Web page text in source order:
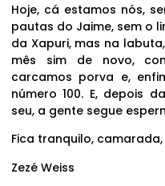
Hoje, cá estamos nós,
pautas do Jaime, sem o
da Xapuri, mas na
mês sim de novo,
carcamos porva e,
número 100. E, depois
seu, a gente segue
Fica tranquilo,
Zezé Weiss